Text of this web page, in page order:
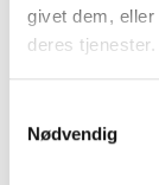
givet dem,
deres tjenester.
Nødvendig